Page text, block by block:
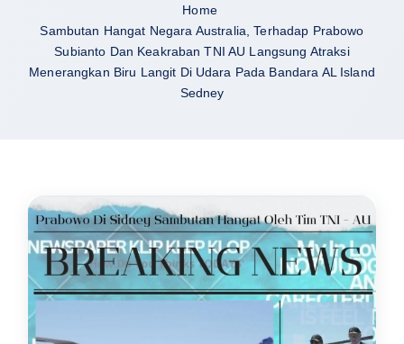
Home
Sambutan Hangat Negara Australia, Terhadap Prabowo
Subianto Dan Keakraban TNI AU Langsung Atraksi
Menerangkan Biru Langit Di Udara Pada Bandara AL Island
Sedney